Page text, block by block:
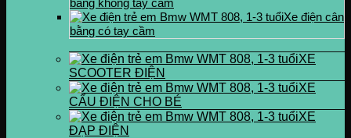
bằng không tay cầm
Xe điện cân
bằng có tay cầm
XE
SCOOTER ĐIỆN
XE
CẨU ĐIỆN CHO BÉ
XE
ĐẠP ĐIỆN